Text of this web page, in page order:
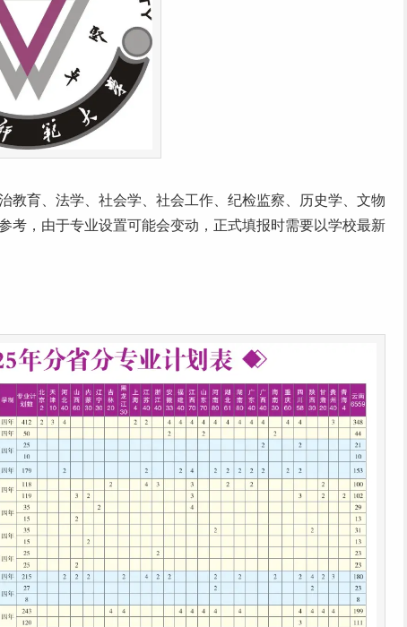
教育、法学、社会学、社会工作 、纪检监察、历史学、文物
考，由于专业设置可能会变动，正式填报时需要以学校最新